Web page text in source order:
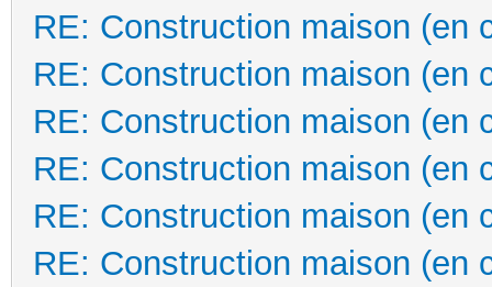
RE: Construction maison (en
RE: Construction maison (en
RE: Construction maison (en
RE: Construction maison (en
RE: Construction maison (en
RE: Construction maison (en